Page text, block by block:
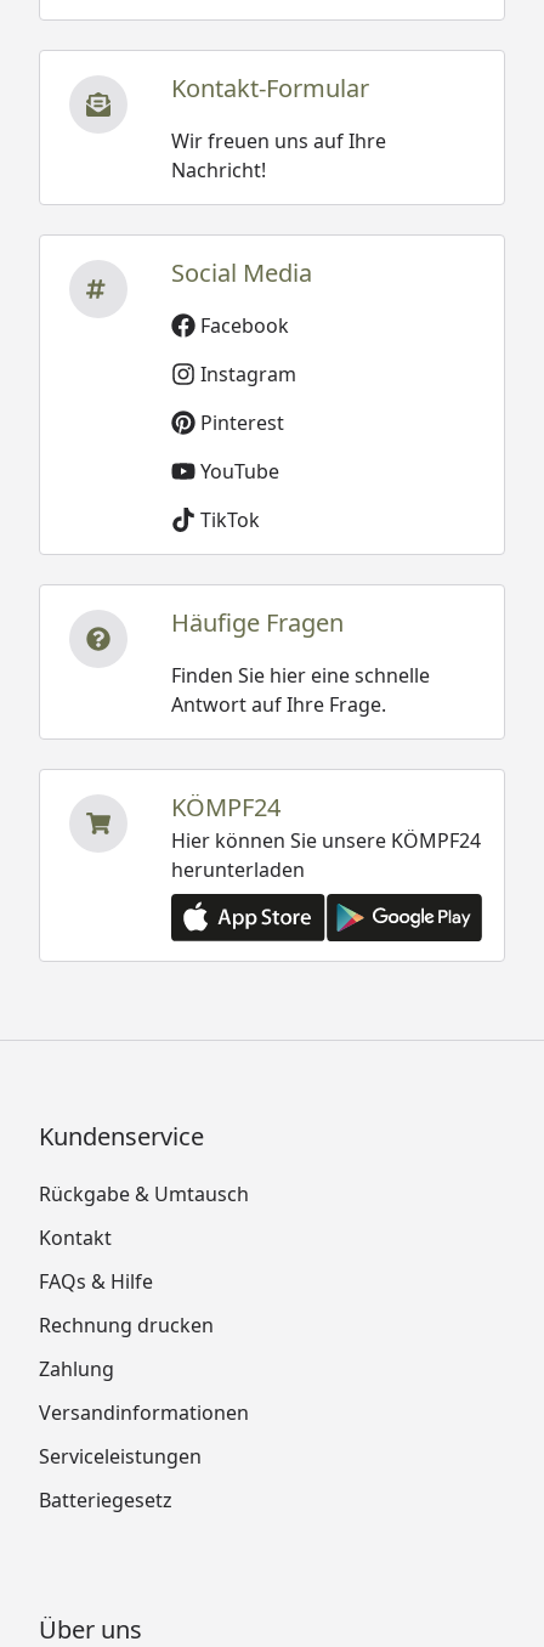
Kontakt-Formular
Wir freuen uns auf Ihre
Nachricht!
Social Media
Facebook
Instagram
Pinterest
YouTube
TikTok
Häufige Fragen
Finden Sie hier eine schnelle
Antwort auf Ihre Frage.
KÖMPF24
Hier können Sie unsere KÖMPF24
herunterladen
Kundenservice
Rückgabe & Umtausch
Kontakt
FAQs & Hilfe
Rechnung drucken
Zahlung
Versandinformationen
Serviceleistungen
Batteriegesetz
Über uns